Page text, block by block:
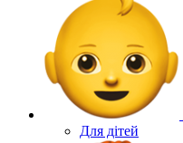
Для дітей